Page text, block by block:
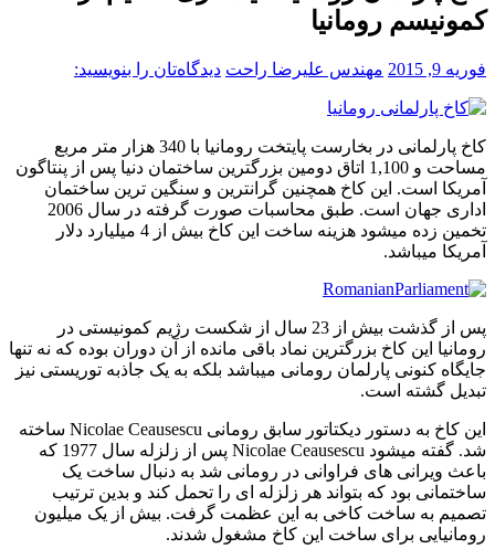
کمونیسم رومانیا
فوریه 9, 2015 مهندس علیرضا راحت دیدگاه‌تان را بنویسید:
کاخ پارلمانی در بخارست پایتخت رومانیا با 340 هزار متر مربع
مساحت و 1,100 اتاق دومین بزرگترین ساختمان دنیا پس از پنتاگون
آمریکا است. این کاخ همچنین گرانترین و سنگین ترین ساختمان
اداری جهان است. طبق محاسبات صورت گرفته در سال 2006
تخمین زده میشود هزینه ساخت این کاخ بیش از 4 میلیارد دلار
آمریکا میباشد.
پس از گذشت بیش از 23 سال از شکست رژیم کمونیستی در
رومانیا این کاخ بزرگترین نماد باقی مانده از آن دوران بوده که نه تنها
جایگاه کنونی پارلمان رومانی میباشد بلکه به یک جاذبه توریستی نیز
تبدیل گشته است.
این کاخ به دستور دیکتاتور سابق رومانی Nicolae Ceausescu ساخته
شد. گفته میشود Nicolae Ceausescu پس از زلزله سال 1977 که
باعث ویرانی های فراوانی در رومانی شد به دنبال ساخت یک
ساختمانی بود که بتواند هر زلزله ای را تحمل کند و بدین ترتیب
تصمیم به ساخت کاخی به این عظمت گرفت. بیش از یک میلیون
رومانیایی برای ساخت این کاخ مشغول شدند.